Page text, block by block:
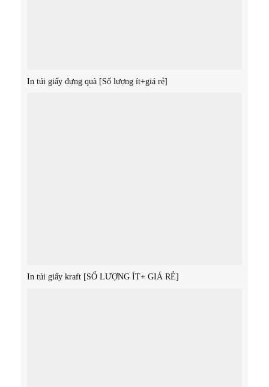
In túi giấy đựng quà [Số lượng ít+giá rẻ]
In túi giấy kraft [SỐ LƯỢNG ÍT+ GIÁ RẺ]